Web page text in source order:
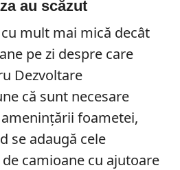
au scăzut
mult mai mică decât
pe zi despre care
Dezvoltare
că sunt necesare
foametei,
se adaugă cele
camioane cu ajutoare